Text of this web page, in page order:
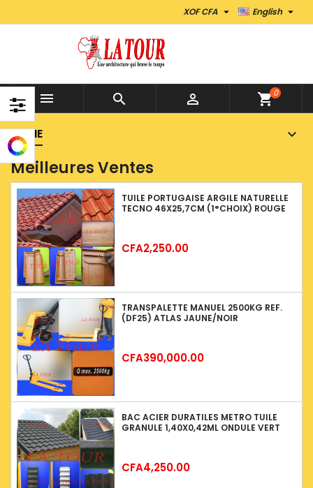
English 
XOF CFA 
   shopping_cart0
HOME
Meilleures Ventes
TUILE PORTUGAISE ARGILE NATURELLE
TECNO 46X25,7CM (1°CHOIX) ROUGE
Price
CFA2,250.00
TRANSPALETTE MANUEL 2500KG REF.
(DF25) ATLAS JAUNE/NOIR
Price
CFA390,000.00
BAC ACIER DURATILES METRO TUILE
GRANULE 1,40X0,42ML ONDULE VERT
Price
CFA4,250.00